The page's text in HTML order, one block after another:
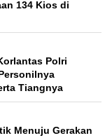
134 Kios di
Polri
Tiangnya
Menuju Gerakan